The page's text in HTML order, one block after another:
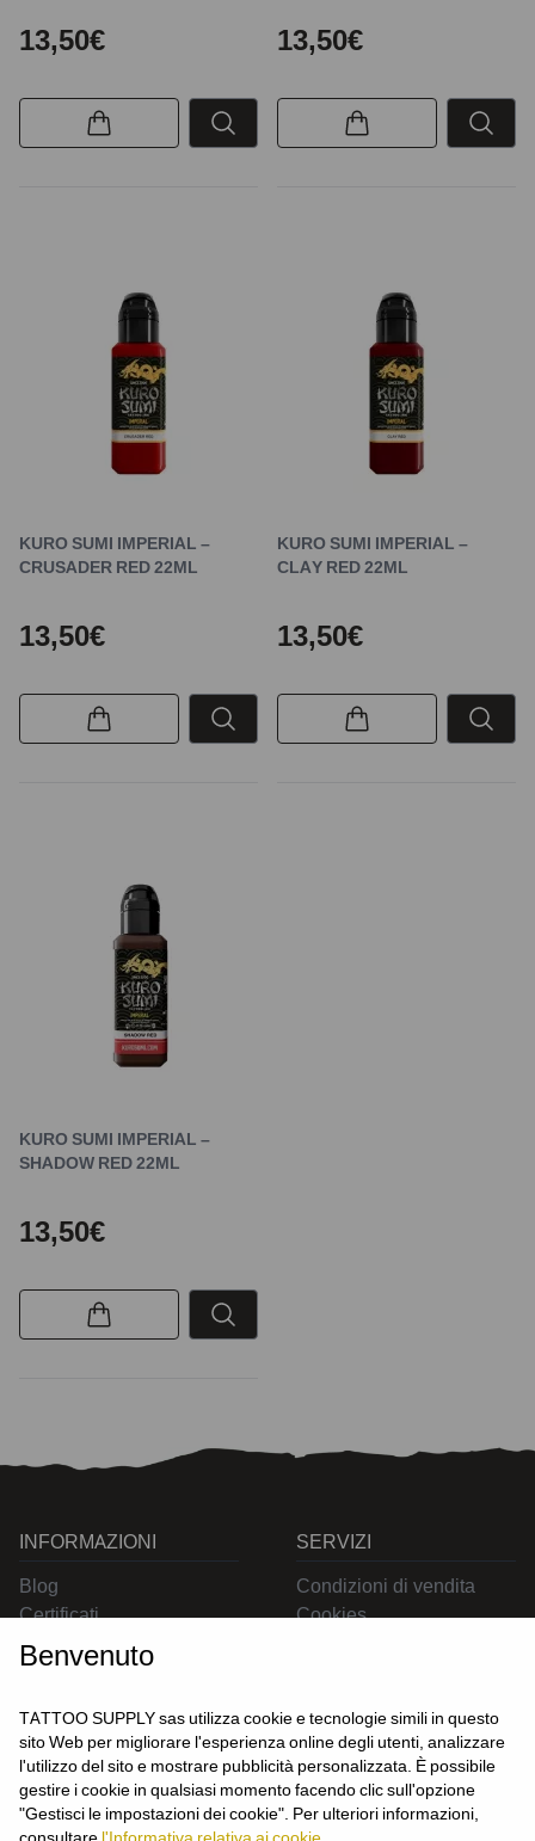
13,50€ 13,50€
KURO SUMI IMPERIAL –
CRUSADER RED 22ML
13,50€
KURO SUMI IMPERIAL –
CLAY RED 22ML
13,50€
KURO SUMI IMPERIAL –
SHADOW RED 22ML
13,50€
CONTATTACI
INFORMAZIONI
Blog
Certificati
Contatti
SERVIZI
Condizioni di vendita
Cookies
UTENTE
Login
Benvenuto
TATTOO SUPPLY sas utilizza cookie e tecnologie simili in questo
sito Web per migliorare l'esperienza online degli utenti, analizzare
l'utilizzo del sito e mostrare pubblicità personalizzata. È possibile
gestire i cookie in qualsiasi momento facendo clic sull'opzione
"Gestisci le impostazioni dei cookie". Per ulteriori informazioni,
consultare l'Informativa relativa ai cookie.